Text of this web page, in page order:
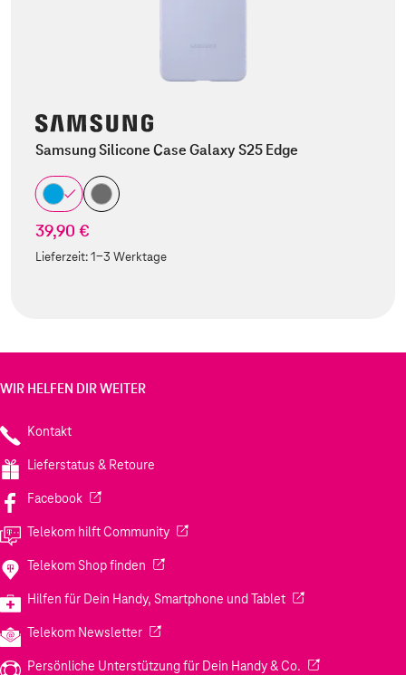
Samsung Silicone Case Galaxy S25 Edge
39,90 €
Lieferzeit:1-3 Werktage
WIR HELFEN DIR WEITER
Kontakt
Lieferstatus & Retoure
Facebook(Wird in einem neuen Tab geöffnet)
Telekom hilft Community(Wird in einem neuen Tab geöffnet)
Telekom Shop finden (Wird in einem neuen Tab geöffnet)
Hilfen für Dein Handy, Smartphone und Tablet(Wird in einem
Telekom Newsletter(Wird in einem neuen Tab geöffnet)
Persönliche Unterstützung für Dein Handy & Co. (Wird in einem